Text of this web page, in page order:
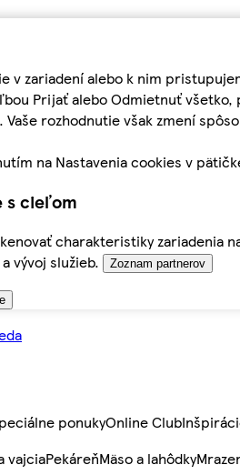
v zariadení alebo k nim
Prijať alebo Odmietnuť
rozhodnutie však zmení
na Nastavenia cookies v
s cieľom
charakteristiky zariadenia
vývoj služieb.
Zoznam partnerov
ponukyOnline Club
vajciaPekáreňMäso a lahôdky